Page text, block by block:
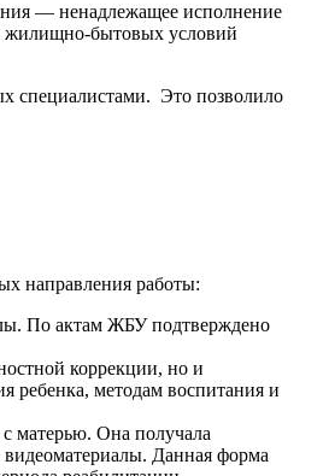
— ненадлежащее исполнение
жилищно-бытовых условий
специалистами. Это позволило
направления работы:
По актам ЖБУ подтверждено
коррекции, но и
ребенка, методам воспитания и
с матерью. Она получала
Данная форма